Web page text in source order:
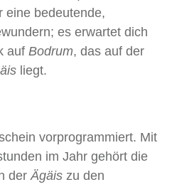
eine bedeutende,
es erwartet dich
auf Bodrum, das auf der
liegt.
vorprogrammiert. Mit
im Jahr gehört die
derÄgäis zu den